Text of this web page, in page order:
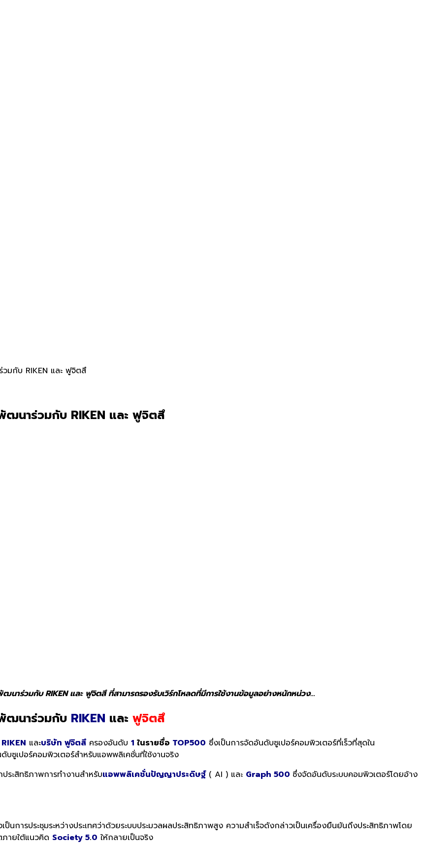
มกับ RIKEN และ ฟูจิตสึ
ฒนาร่วมกับ RIKEN และ ฟูจิตสึ
นาร่วมกับ RIKEN และ ฟูจิตสึ ที่สามารถรองรับเวิร์กโหลดที่มีการใช้งานข้อมูลอย่างหนักหน่วง…
ฒนาร่วมกับ RIKEN และ ฟูจิตสึ
RIKEN และบริษัท ฟูจิตสึ ครองอันดับ 1 ในรายชื่อ TOP500 ซึ่งเป็นการจัดอันดับซูเปอร์คอมพิวเตอร์ที่เร็วที่สุดใน
บซูเปอร์คอมพิวเตอร์สำหรับแอพพลิเคชั่นที่ใช้งานจริง
ระสิทธิภาพการทำงานสำหรับแอพพลิเคชั่นปัญญาประดิษฐ์( AI ) และ Graph 500 ซึ่งจัดอันดับระบบคอมพิวเตอร์โดยอ้าง
เป็นการประชุมระหว่างประเทศว่าด้วยระบบประมวลผลประสิทธิภาพสูง ความสำเร็จดังกล่าวเป็นเครื่องยืนยันถึงประสิทธิภาพโดย
ภายใต้แนวคิด Society 5.0 ให้กลายเป็นจริง